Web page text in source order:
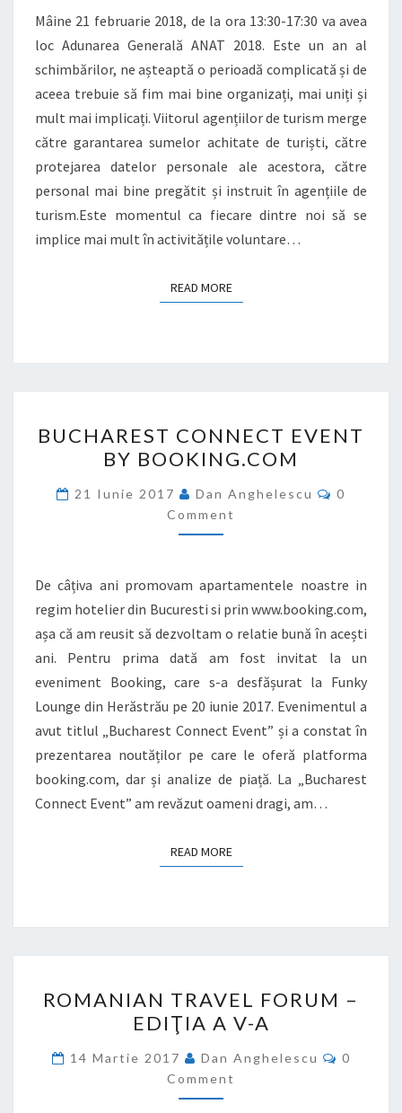
Mâine 21 februarie 2018, de la ora 13:30-17:30 va avea
loc Adunarea Generală ANAT 2018. Este un an al
schimbărilor, ne așteaptă o perioadă complicată și de
aceea trebuie să fim mai bine organizați, mai uniți și
mult mai implicați. Viitorul agențiilor de turism merge
către garantarea sumelor achitate de turiști, către
protejarea datelor personale ale acestora, către
personal mai bine pregătit și instruit în agențiile de
turism.Este momentul ca fiecare dintre noi să se
implice mai mult în activitățile voluntare…
READ MOREREAD MORE
CONNECT
EVENT
BY
BOOKING.COM
BUCHAREST CONNECT EVENT
BY BOOKING.COM
21 Iunie 2017 Dan Anghelescu
0
Comment
De câțiva ani promovam apartamentele noastre in
regim hotelier din Bucuresti si prin www.booking.com,
așa că am reusit să dezvoltam o relatie bună în acești
ani. Pentru prima dată am fost invitat la un
eveniment Booking, care s-a desfășurat la Funky
Lounge din Herăstrău pe 20 iunie 2017. Evenimentul a
avut titlul „Bucharest Connect Event” și a constat în
prezentarea noutăților pe care le oferă platforma
booking.com, dar și analize de piață. La „Bucharest
Connect Event” am revăzut oameni dragi, am…
READ MOREREAD MORE
TRAVEL
FORUM
–
EDIŢIA
A
ROMANIAN TRAVEL FORUM –
EDIŢIA A V-A
14 Martie 2017 Dan Anghelescu
0
Comment